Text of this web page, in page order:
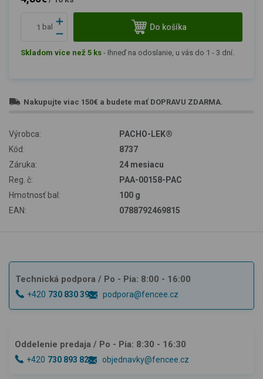
bal Do košíka
Skladom více než 5 ks - Ihneď na odoslanie, u vás do 1 - 3 dní.
Nakupujte viac 150€ a budete mať DOPRAVU ZDARMA.
Výrobca:
PACHO-LEK®
Kód:
8737
Záruka:
24 mesiacu
Reg. č:
PAA-00158-PAC
Hmotnosť bal:
100 g
EAN:
0788792469815
Technická podpora / Po - Pia: 8:00 - 16:00
+420 730 830 393 podpora@fencee.cz
Oddelenie predaja / Po - Pia: 8:30 - 16:30
+420 730 893 828 objednavky@fencee.cz